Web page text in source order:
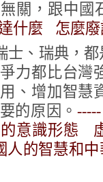
關，跟中國
什麼 怎麼廢
士、瑞典，
力都比台灣
、增加智慧
的原因。
的意識形態
人的智慧和